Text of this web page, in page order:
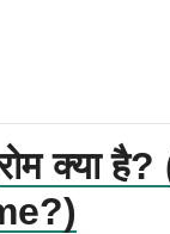
क्या